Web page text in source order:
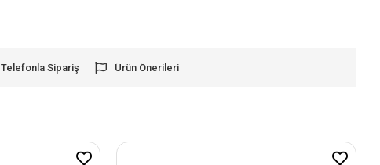
Telefonla Sipariş Ürün Önerileri